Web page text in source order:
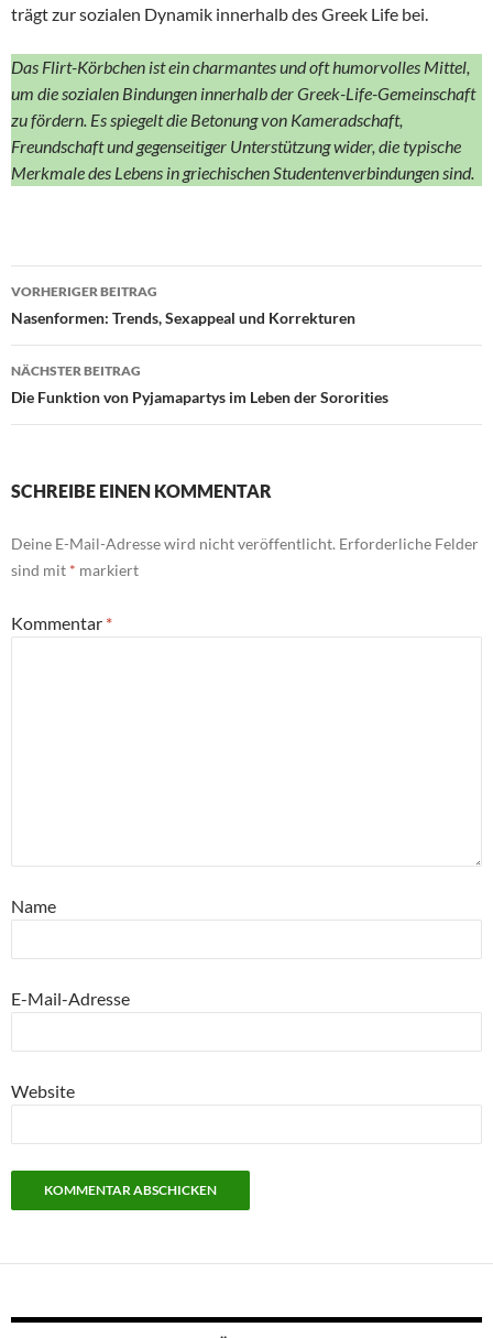
trägt zur sozialen Dynamik innerhalb des Greek Life bei.
Das Flirt-Körbchen ist ein charmantes und oft humorvolles Mittel,
um die sozialen Bindungen innerhalb der Greek-Life-Gemeinschaft
zu fördern. Es spiegelt die Betonung von Kameradschaft,
Freundschaft und gegenseitiger Unterstützung wider, die typische
Merkmale des Lebens in griechischen Studentenverbindungen sind.
Beitragsnavigation
VORHERIGER BEITRAG
Nasenformen: Trends, Sexappeal und Korrekturen
NÄCHSTER BEITRAG
Die Funktion von Pyjamapartys im Leben der Sororities
SCHREIBE EINEN KOMMENTAR
Deine E-Mail-Adresse wird nicht veröffentlicht. Erforderliche Felder
sind mit * markiert
Kommentar *
Name
E-Mail-Adresse
Website